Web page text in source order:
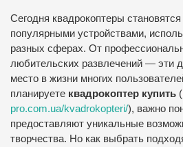
Сегодня квадрокоптеры
популярными устройствами,
разных сферах. От
любительских развлечений — эти
место в жизни многих
планируете квадрокоптер купить (
pro.com.ua/kvadrokopteri/), важно
предоставляют уникальные
творчества. Но как выбрать